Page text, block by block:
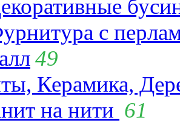
с
49
Керамика,
на нити 61